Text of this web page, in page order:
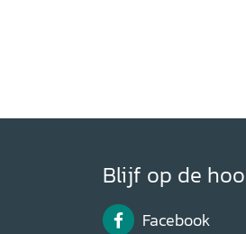
Blijf op de
Facebook